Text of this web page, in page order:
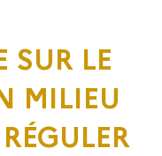
SUR LE
MILIEU